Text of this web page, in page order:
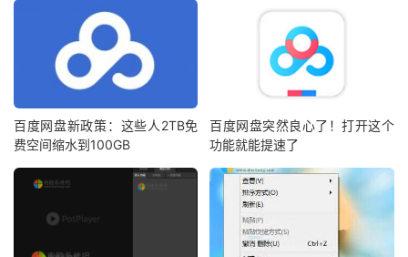
百度网盘新政策：这些人2TB免
费空间缩水到100GB
百度网盘突然良心了！打开这个
功能就能提速了